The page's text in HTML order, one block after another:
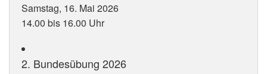
Samstag, 16. Mai 2026
14.00 bis 16.00 Uhr
2. Bundesübung 2026